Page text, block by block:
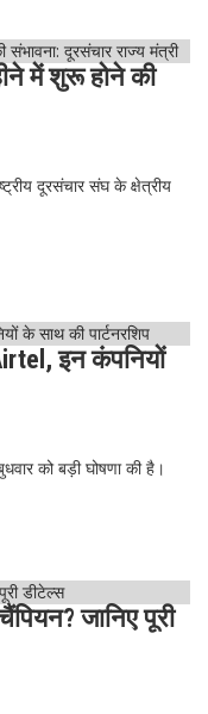
में शुरू होने की
दूरसंचार संघ के क्षेत्रीय
इन कंपनियों
को बड़ी घोषणा की है।
टेक्नॉलॉजीजानिए पूरी